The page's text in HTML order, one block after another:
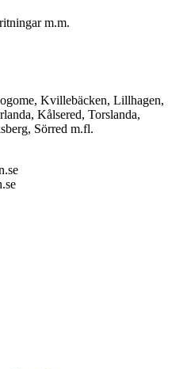
m.m.
Kvillebäcken, Lillhagen,
Kålsered, Torslanda,
Sörred m.fl.